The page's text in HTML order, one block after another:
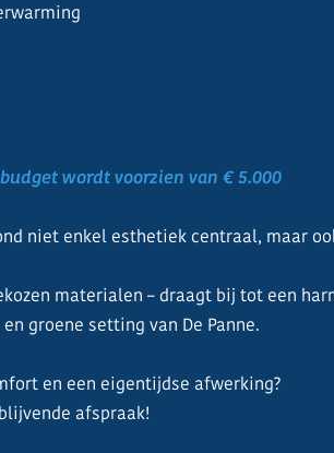
wordt voorzien van € 5.000
niet enkel esthetiek centraal, maar
materialen – draagt bij tot een
groene setting van De Panne.
en een eigentijdse afwerking?
afspraak!